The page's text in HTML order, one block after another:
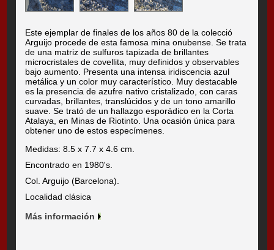
Este ejemplar de finales de los años 80 de la colecció
Arguijo procede de esta famosa mina onubense. Se trata
de una matriz de sulfuros tapizada de brillantes
microcristales de covellita, muy definidos y observables
bajo aumento. Presenta una intensa iridiscencia azul
metálica y un color muy característico. Muy destacable
es la presencia de azufre nativo cristalizado, con caras
curvadas, brillantes, translúcidos y de un tono amarillo
suave. Se trató de un hallazgo esporádico en la Corta
Atalaya, en Minas de Riotinto. Una ocasión única para
obtener uno de estos especímenes.
Medidas: 8.5 x 7.7 x 4.6 cm.
Encontrado en 1980's.
Col. Arguijo (Barcelona).
Localidad clásica
Más información